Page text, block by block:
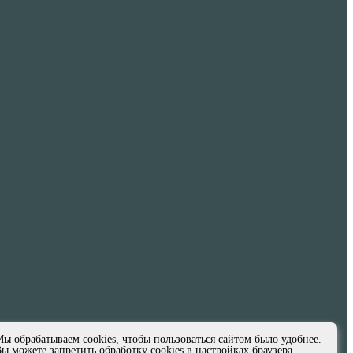
обрабатываем cookies, чтобы пользоваться сайтом было удобнее.
можете запретить обработку cookies в настройках браузера.